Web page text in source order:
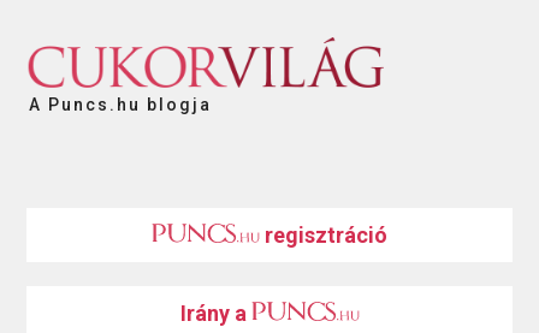
A Puncs.hu blogja
regisztráció
Irány a